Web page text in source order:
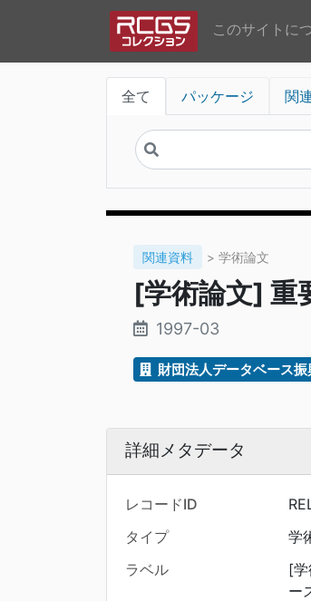
このサイトに
全て パッケージ 関
関連資料 > 学術論文
[学術論文] 重
1997-03
財団法人データベース
詳細メタデータ
レコードID
タイプ
学
ラベル
[
ー